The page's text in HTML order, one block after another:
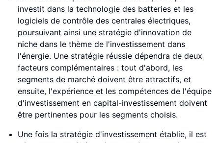
investit dans la technologie des batteries et les
logiciels de contrôle des centrales électriques,
poursuivant ainsi une stratégie d'innovation de
niche dans le thème de l'investissement dans
l'énergie. Une stratégie réussie dépendra de deux
facteurs complémentaires : tout d'abord, les
segments de marché doivent être attractifs, et
ensuite, l'expérience et les compétences de l'équipe
d'investissement en capital-investissement doivent
être pertinentes pour les segments choisis.
Une fois la stratégie d'investissement établie, il est